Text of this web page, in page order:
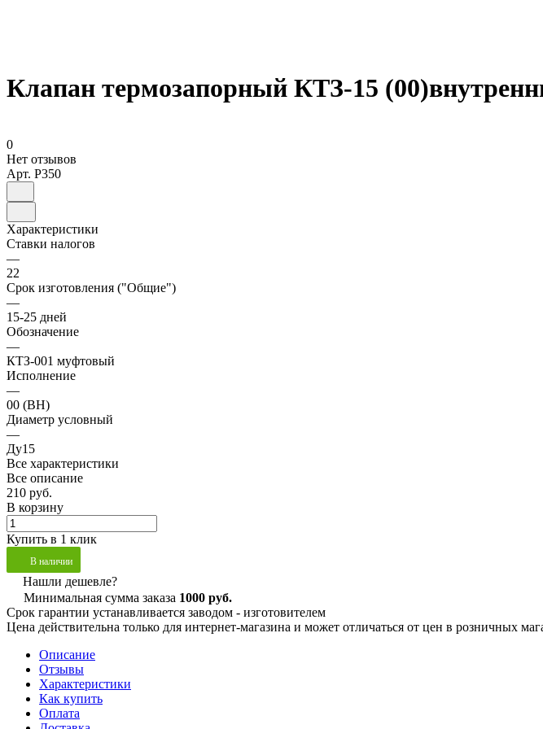
Клапан термозапорный КТЗ-15
0
Нет отзывов
Арт. P350
Характеристики
Ставки налогов
—
22
Срок изготовления ("Общие")
—
15-25 дней
Обозначение
—
КТЗ-001 муфтовый
Исполнение
—
00 (ВН)
Диаметр условный
—
Ду15
Все характеристики
Все описание
210 руб.
В корзину
Купить в 1 клик
В наличии
Нашли дешевле?
Минимальная сумма заказа 1000 руб.
Срок гарантии устанавливается заводом - изготовителем
Цена действительна только для интернет-магазина и может отличаться от цен в розничных
Описание
Отзывы
Характеристики
Как купить
Оплата